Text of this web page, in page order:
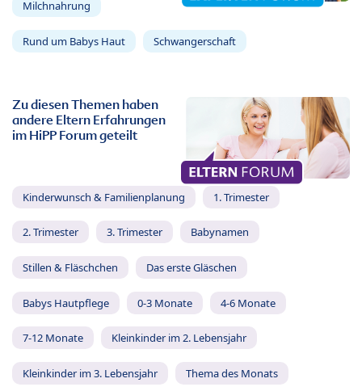
Milchnahrung
Rund um Babys Haut Schwangerschaft
Zu diesen Themen haben
andere Eltern Erfahrungen
im HiPP Forum geteilt
Kinderwunsch & Familienplanung 1. Trimester
2. Trimester 3. Trimester Babynamen
Stillen & Fläschchen Das erste Gläschen
Babys Hautpflege 0-3 Monate 4-6 Monate
7-12 Monate Kleinkinder im 2. Lebensjahr
Kleinkinder im 3. Lebensjahr Thema des Monats